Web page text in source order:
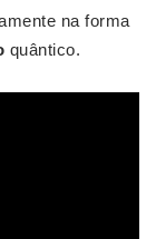
na forma
quântico.